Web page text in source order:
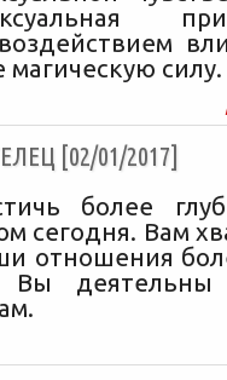
магическую силу.
[02/01/2017]
более
сегодня. Вам
отношения
Вы